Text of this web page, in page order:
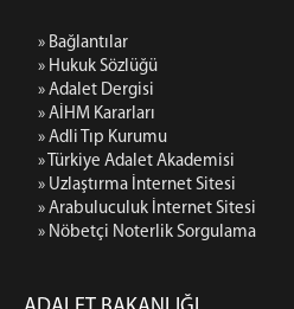
» Bağlantılar
» Hukuk Sözlüğü
» Adalet Dergisi
» AİHM Kararları
» Adli Tıp Kurumu
» Türkiye Adalet Akademisi
» Uzlaştırma İnternet Sitesi
» Arabuluculuk İnternet Sitesi
» Nöbetçi Noterlik Sorgulama